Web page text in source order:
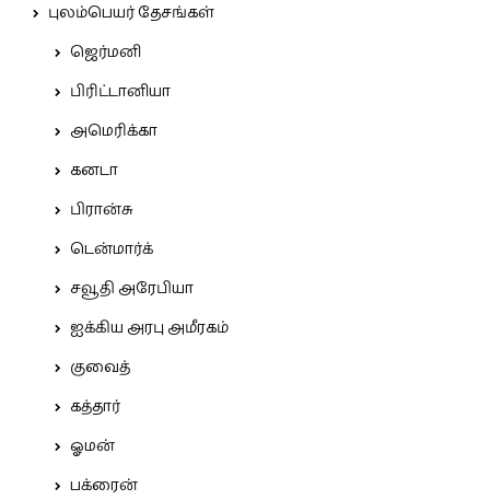
புலம்பெயர் தேசங்கள்
ஜெர்மனி
பிரிட்டானியா
அமெரிக்கா
கனடா
பிரான்சு
டென்மார்க்
சவூதி அரேபியா
ஐக்கிய அரபு அமீரகம்
குவைத்
கத்தார்
ஓமன்
பக்ரைன்